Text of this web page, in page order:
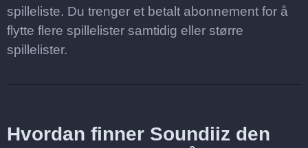
spilleliste. Du trenger et betalt abonnement for å
flytte flere spillelister samtidig eller større
spillelister.
Hvordan finner Soundiiz den